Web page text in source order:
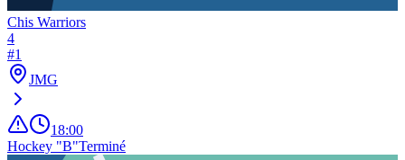
Chis Warriors
4
#1
JMG
18:00
Hockey "B"Terminé